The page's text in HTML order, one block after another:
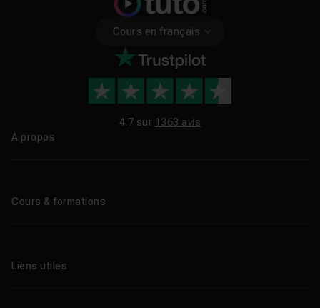
Cours en français
4.7 sur 1363 avis
À propos
Cours & formations
Formations certifiantes
Liens utiles